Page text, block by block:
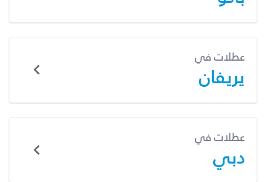
عطلات في
يريفان
عطلات في
دبي